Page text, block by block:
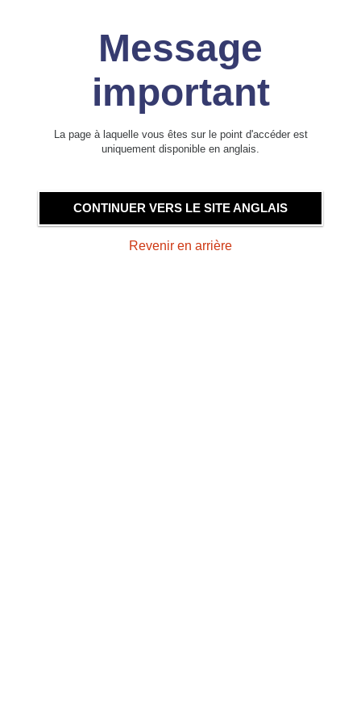
Message
important
La page à laquelle vous êtes sur le point d'accéder est
uniquement disponible en anglais.
CONTINUER VERS LE SITE ANGLAIS
Revenir en arrière